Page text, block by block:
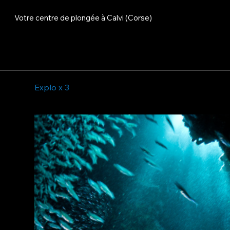
Votre centre de plongée à Calvi (Corse)
Explo x 3